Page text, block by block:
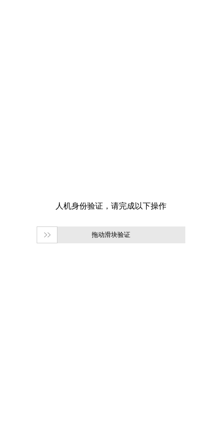
拖动滑块验证